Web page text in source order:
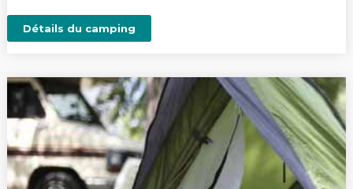
Détails du camping